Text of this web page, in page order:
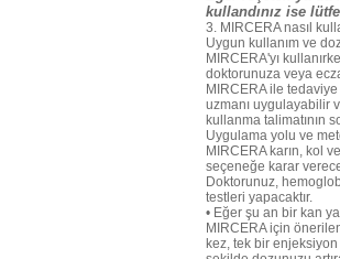
kullandınız ise
3. MIRCERA nasıl
Uygun kullanım ve
MIRCERA'yı
doktorunuza veya
MIRCERA ile
uzmanı uygulayabilir
kullanma talimatının
Uygulama yolu ve
MIRCERA karın, kol
seçeneğe karar
Doktorunuz,
testleri yapacaktır.
• Eğer şu an bir kan
MIRCERA için
kez, tek bir